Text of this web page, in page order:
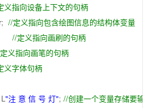
义指向设备上下文的句柄
//定义指向包含绘图信息的结构体变量
//定义指向画刷的句柄
义指向画笔的句柄
义字体句柄
"注 意 信 号 灯";//创建一个变量存储要